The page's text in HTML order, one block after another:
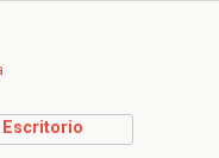
Escritorio